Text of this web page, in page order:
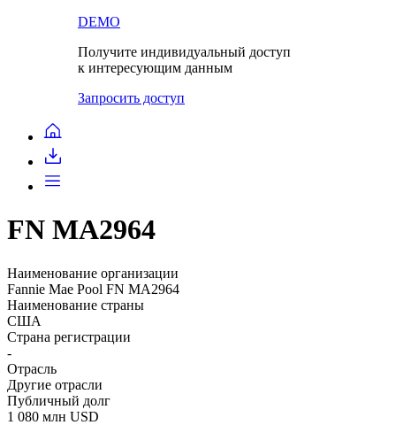
DEMO
Получите индивидуальный доступ
к интересующим данным
Запросить доступ
FN MA2964
Наименование организации
Fannie Mae Pool FN MA2964
Наименование страны
США
Страна регистрации
-
Отрасль
Другие отрасли
Публичный долг
1 080 млн USD